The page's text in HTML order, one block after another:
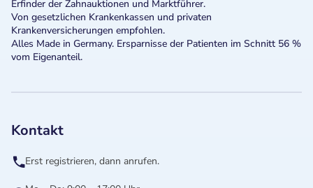
Erfinder der Zahnauktionen und Marktführer.
Von gesetzlichen Krankenkassen und privaten
Krankenversicherungen empfohlen.
Alles Made in Germany. Ersparnisse der Patienten im Schnitt 56 %
vom Eigenanteil.
Kontakt
Erst registrieren, dann anrufen.